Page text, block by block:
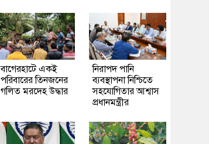
‎বাগেরহাটে একই
পরিবারের তিনজনের
গলিত মরদেহ উদ্ধার
নিরাপদ পানি
ব্যবস্থাপনা নিশ্চিতে
সহযোগিতার আশ্বাস
প্রধানমন্ত্রীর